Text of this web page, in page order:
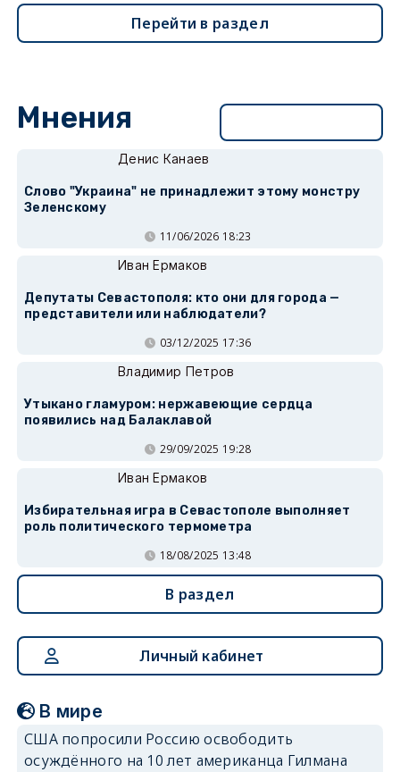
Перейти в раздел
Мнения
Денис Канаев
Слово "Украина" не принадлежит этому монстру
Зеленскому
11/06/2026 18:23
Иван Ермаков
Депутаты Севастополя: кто они для города —
представители или наблюдатели?
03/12/2025 17:36
Владимир Петров
Утыкано гламуром: нержавеющие сердца
появились над Балаклавой
29/09/2025 19:28
Иван Ермаков
Избирательная игра в Севастополе выполняет
роль политического термометра
18/08/2025 13:48
В раздел
Личный кабинет
В мире
США попросили Россию освободить
осуждённого на 10 лет американца Гилмана